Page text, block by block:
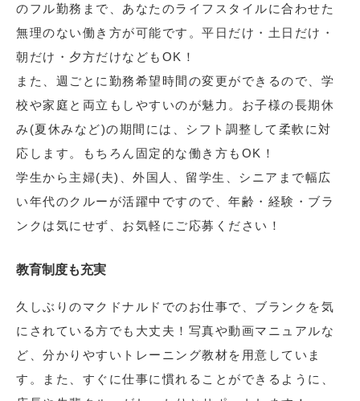
のフル勤務まで、あなたのライフスタイルに合わせた
無理のない働き方が可能です。平日だけ・土日だけ・
朝だけ・夕方だけなどもOK！
また、週ごとに勤務希望時間の変更ができるので、学
校や家庭と両立もしやすいのが魅力。お子様の長期休
み(夏休みなど)の期間には、シフト調整して柔軟に対
応します。もちろん固定的な働き方もOK！
学生から主婦(夫)、外国人、留学生、シニアまで幅広
い年代のクルーが活躍中ですので、年齢・経験・ブラ
ンクは気にせず、お気軽にご応募ください！
教育制度も充実
久しぶりのマクドナルドでのお仕事で、ブランクを気
にされている方でも大丈夫！写真や動画マニュアルな
ど、分かりやすいトレーニング教材を用意していま
す。また、すぐに仕事に慣れることができるように、